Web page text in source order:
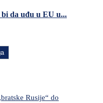
da uđu u EU u...
Rusije“ do